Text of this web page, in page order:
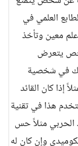
العلمي في
معين وتأخذ
يتعرض
في شخصية
إذا كان القائد
هذا في تقنية
الحربي مثلاً حس
وإن كان له